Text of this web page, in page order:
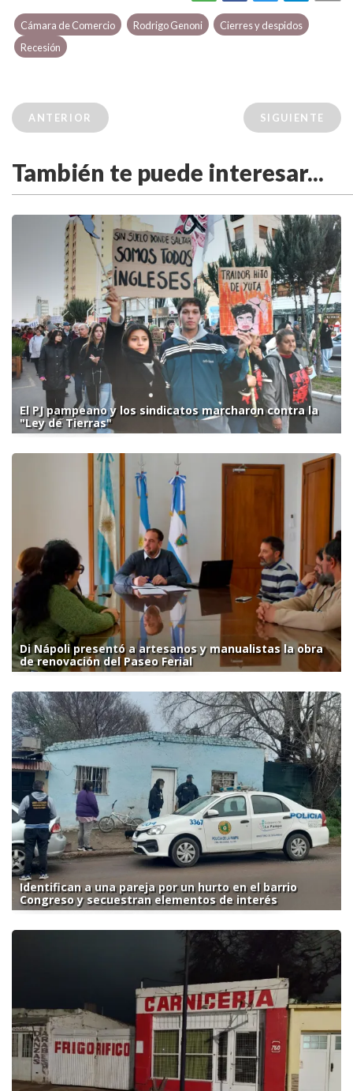
Cámara de Comercio Rodrigo Genoni
Cierres y despidos
Recesión
ANTERIOR SIGUIENTE
También te puede interesar...
El PJ pampeano y los sindicatos marcharon contra la
"Ley de Tierras"
Di Nápoli presentó a artesanos y manualistas la obra
de renovación del Paseo Ferial
Identifican a una pareja por un hurto en el barrio
Congreso y secuestran elementos de interés